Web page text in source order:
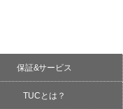
保証&サービス
TUCとは？